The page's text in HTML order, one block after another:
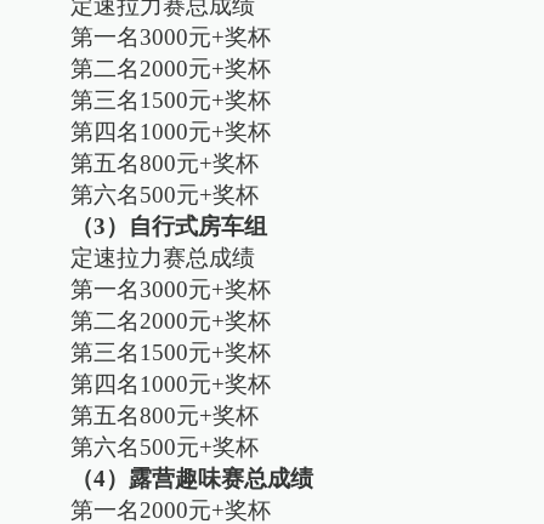
第一名3000元+奖杯
第二名2000元+奖杯
第三名1500元+奖杯
第四名1000元+奖杯
第五名800元+奖杯
第六名500元+奖杯
（3）自行式房车组
定速拉力赛总成绩
第一名3000元+奖杯
第二名2000元+奖杯
第三名1500元+奖杯
第四名1000元+奖杯
第五名800元+奖杯
第六名500元+奖杯
（4）露营趣味赛总成绩
第一名2000元+奖杯